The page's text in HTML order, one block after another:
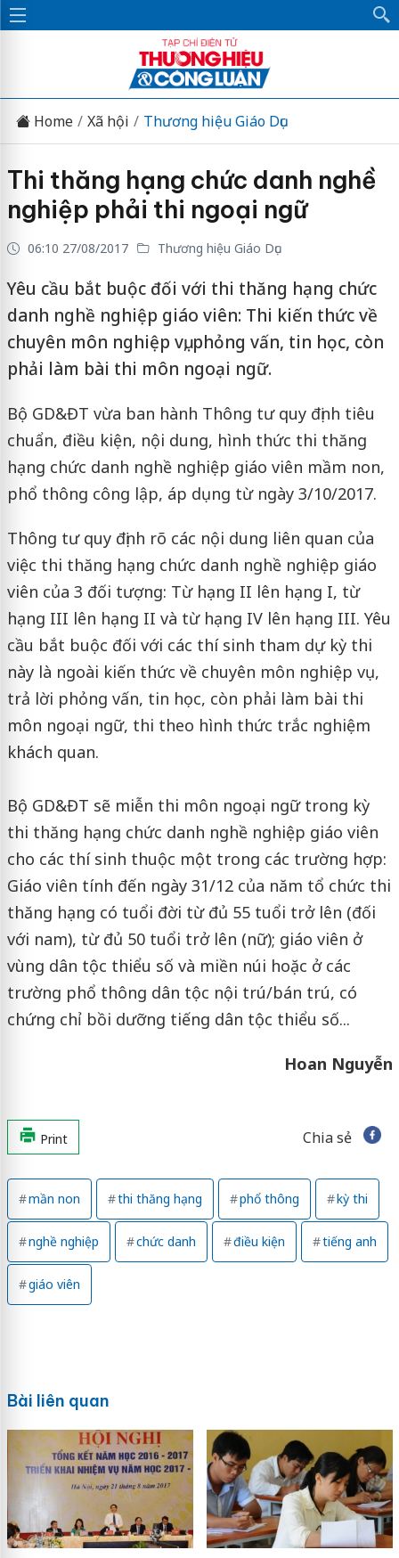
Home Xã hội Thương hiệu Giáo Dục
Thi thăng hạng chức danh nghề
nghiệp phải thi ngoại ngữ
06:10 27/08/2017 Thương hiệu Giáo Dục
Yêu cầu bắt buộc đối với thi thăng hạng chức
danh nghề nghiệp giáo viên: Thi kiến thức về
chuyên môn nghiệp vụ, phỏng vấn, tin học, còn
phải làm bài thi môn ngoại ngữ.
Bộ GD&ĐT vừa ban hành Thông tư quy định tiêu
chuẩn, điều kiện, nội dung, hình thức thi thăng
hạng chức danh nghề nghiệp giáo viên mầm non,
phổ thông công lập, áp dụng từ ngày 3/10/2017.
Thông tư quy định rõ các nội dung liên quan của
việc thi thăng hạng chức danh nghề nghiệp giáo
viên của 3 đối tượng: Từ hạng II lên hạng I, từ
hạng III lên hạng II và từ hạng IV lên hạng III. Yêu
cầu bắt buộc đối với các thí sinh tham dự kỳ thi
này là ngoài kiến thức về chuyên môn nghiệp vụ,
trả lời phỏng vấn, tin học, còn phải làm bài thi
môn ngoại ngữ, thi theo hình thức trắc nghiệm
khách quan.
Bộ GD&ĐT sẽ miễn thi môn ngoại ngữ trong kỳ
thi thăng hạng chức danh nghề nghiệp giáo viên
cho các thí sinh thuộc một trong các trường hợp:
Giáo viên tính đến ngày 31/12 của năm tổ chức thi
thăng hạng có tuổi đời từ đủ 55 tuổi trở lên (đối
với nam), từ đủ 50 tuổi trở lên (nữ); giáo viên ở
vùng dân tộc thiểu số và miền núi hoặc ở các
trường phổ thông dân tộc nội trú/bán trú, có
chứng chỉ bồi dưỡng tiếng dân tộc thiểu số...
Hoan Nguyễn
Print Chia sẻ
mần non thi thăng hạng phổ thông kỳ thi
nghề nghiệp chức danh điều kiện tiếng anh
giáo viên
Bài liên quan